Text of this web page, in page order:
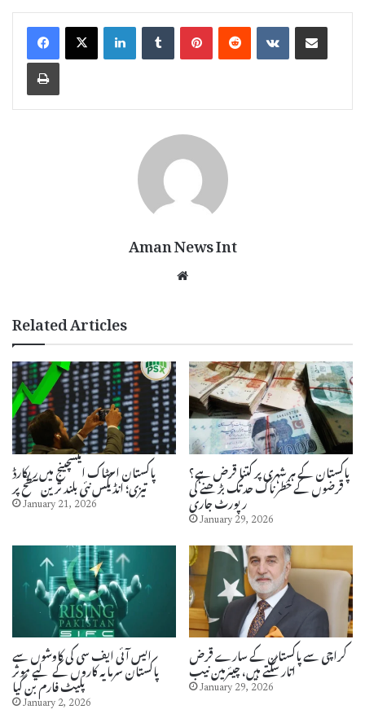
LinkedInTumblr PinterestReddit VKontakteShare via Email
Print
Aman News Int
Related Articles
پاکستان اسٹاک ایکسچینج میں ریکارڈ
تیزی؛ انڈیکس نئی بلند ترین سطح پر
January 21, 2026
پاکستان کے ہر شہری پر کتنا قرض ہے؟
قرضوں کے خطرناک حد تک بڑھنے کی
رپورٹ جاری
January 29, 2026
ایس آئی ایف سی کی کاوشوں سے
پاکستان سرمایہ کاروں کے لیے موثر
پلیٹ فارم بن گیا
January 2, 2026
کراچی سے پاکستان کے سارے قرض
اتار سکتے ہیں، چیئرمین نیب
January 29, 2026